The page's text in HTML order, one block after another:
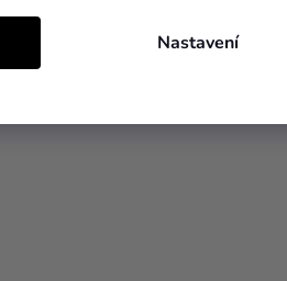
Nastavení